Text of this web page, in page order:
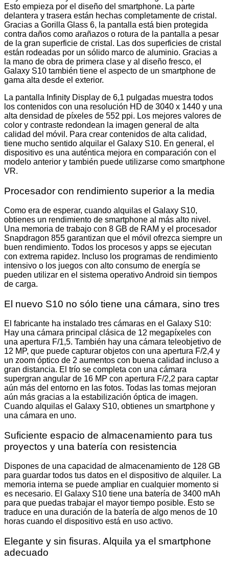
Esto empieza por el diseño del smartphone. La parte
delantera y trasera están hechas completamente de cristal.
Gracias a Gorilla Glass 6, la pantalla está bien protegida
contra daños como arañazos o rotura de la pantalla a pesar
de la gran superficie de cristal. Las dos superficies de cristal
están rodeadas por un sólido marco de aluminio. Gracias a
la mano de obra de primera clase y al diseño fresco, el
Galaxy S10 también tiene el aspecto de un smartphone de
gama alta desde el exterior.
La pantalla Infinity Display de 6,1 pulgadas muestra todos
los contenidos con una resolución HD de 3040 x 1440 y una
alta densidad de píxeles de 552 ppi. Los mejores valores de
color y contraste redondean la imagen general de alta
calidad del móvil. Para crear contenidos de alta calidad,
tiene mucho sentido alquilar el Galaxy S10. En general, el
dispositivo es una auténtica mejora en comparación con el
modelo anterior y también puede utilizarse como smartphone
VR.
Procesador con rendimiento superior a la media
Como era de esperar, cuando alquilas el Galaxy S10,
obtienes un rendimiento de smartphone al más alto nivel.
Una memoria de trabajo con 8 GB de RAM y el procesador
Snapdragon 855 garantizan que el móvil ofrezca siempre un
buen rendimiento. Todos los procesos y apps se ejecutan
con extrema rapidez. Incluso los programas de rendimiento
intensivo o los juegos con alto consumo de energía se
pueden utilizar en el sistema operativo Android sin tiempos
de carga.
El nuevo S10 no sólo tiene una cámara, sino tres
El fabricante ha instalado tres cámaras en el Galaxy S10:
Hay una cámara principal clásica de 12 megapíxeles con
una apertura F/1,5. También hay una cámara teleobjetivo de
12 MP, que puede capturar objetos con una apertura F/2,4 y
un zoom óptico de 2 aumentos con buena calidad incluso a
gran distancia. El trío se completa con una cámara
supergran angular de 16 MP con apertura F/2,2 para captar
aún más del entorno en las fotos. Todas las tomas mejoran
aún más gracias a la estabilización óptica de imagen.
Cuando alquilas el Galaxy S10, obtienes un smartphone y
una cámara en uno.
Suficiente espacio de almacenamiento para tus
proyectos y una batería con resistencia
Dispones de una capacidad de almacenamiento de 128 GB
para guardar todos tus datos en el dispositivo de alquiler. La
memoria interna se puede ampliar en cualquier momento si
es necesario. El Galaxy S10 tiene una batería de 3400 mAh
para que puedas trabajar el mayor tiempo posible. Esto se
traduce en una duración de la batería de algo menos de 10
horas cuando el dispositivo está en uso activo.
Elegante y sin fisuras. Alquila ya el smartphone
adecuado